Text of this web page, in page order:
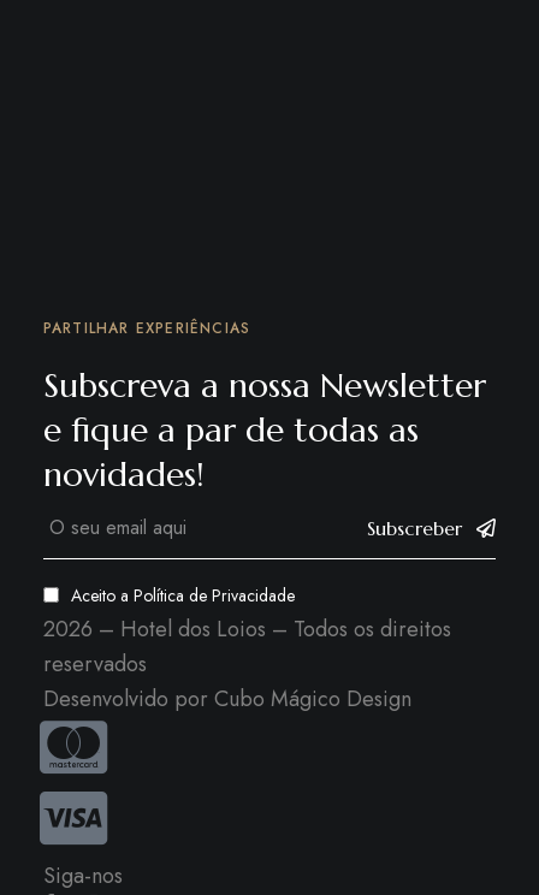
PARTILHAR EXPERIÊNCIAS
Subscreva a nossa Newsletter
e fique a par de todas as
novidades!
Subscreber
Aceito a Política de Privacidade
2026 – Hotel dos Loios – Todos os direitos
reservados
Desenvolvido por Cubo Mágico Design
Siga-nos